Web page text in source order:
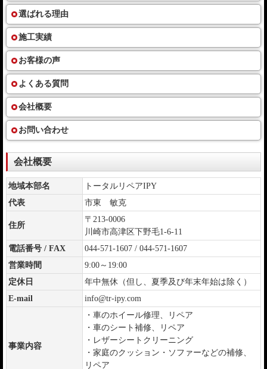
選ばれる理由
施工実績
お客様の声
よくある質問
会社概要
お問い合わせ
会社概要
地域本部名
トータルリペアIPY
代表
市東 敏克
住所
〒213-0006
川崎市高津区下野毛1-6-11
電話番号 / FAX
044-571-1607 / 044-571-1607
営業時間
9:00～19:00
定休日
年中無休（但し、夏季及び年末年始は除く）
E-mail
info@tr-ipy.com
事業内容
・車のホイール修理、リペア
・車のシート補修、リペア
・レザーシートクリーニング
・家庭のクッション・ソファーなどの補修、
リペア